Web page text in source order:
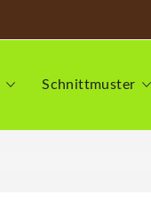
Schnittmuster